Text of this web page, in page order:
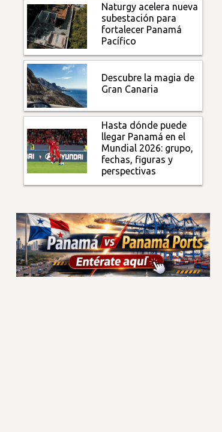
Naturgy acelera nueva
subestación para
fortalecer Panamá
Pacífico
Descubre la magia de
Gran Canaria
Hasta dónde puede
llegar Panamá en el
Mundial 2026: grupo,
fechas, figuras y
perspectivas